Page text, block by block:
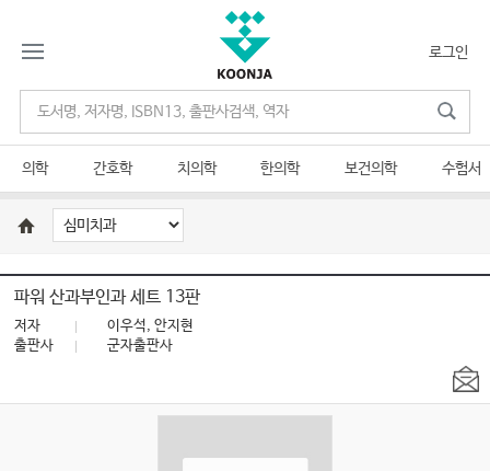
로그인
의학 간호학 치의학 한의학 보건의학 수험서
파워 산과부인과 세트 13판
저자
이우석, 안지현
출판사
군자출판사